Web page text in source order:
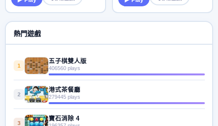
熱門遊戲
1
五子棋雙人版
406560 plays
2
港式茶餐廳
279445 plays
3
寶石消除 4